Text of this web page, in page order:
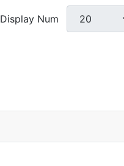
Display Num